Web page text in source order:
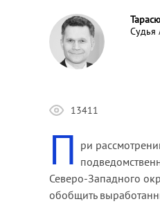
Судья
13411
П ри
Северо-Западного
обобщить